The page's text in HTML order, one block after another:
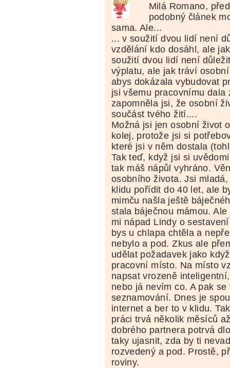
Milá Romano,
podobný článek
sama. Ale...
... v soužití dvou lidí není
vzdělání kdo dosáhl, ale
soužití dvou lidí není
výplatu, ale jak tráví
abys dokázala vybudovat
jsi všemu pracovnímu dala
zapomněla jsi, že osobní
součást tvého žití....
Možná jsi jen osobní život
kolej, protože jsi si
které jsi v něm dostala
Tak teď, když jsi si
tak máš nápůl vyhráno.
osobního života. Jsi
klidu pořídit do 40 let, ale
mimču našla ještě
stala báječnou mámou.
mi nápad Lindy o
bys u chlapa chtěla a
nebylo a pod. Zkus ale
udělat požadavek jako
pracovní místo. Na místo
napsat vrozeně
nebo já nevím co. A pak se
seznamování. Dnes je
internet a ber to v klidu.
práci trvá několik měsíců
dobrého partnera potrvá
taky ujasnit, zda by ti
rozvedený a pod. Prostě,
roviny.